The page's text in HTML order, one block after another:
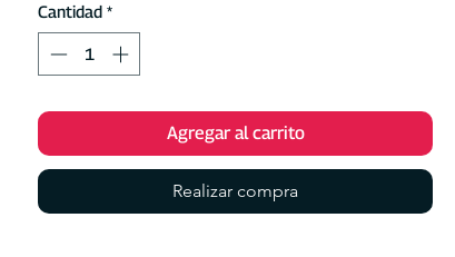
Cantidad *
Agregar al carrito
Realizar compra